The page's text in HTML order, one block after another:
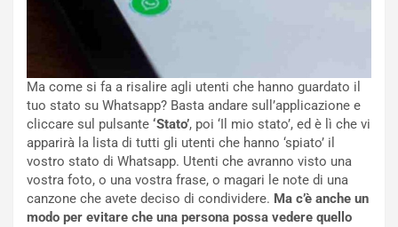
Ma come si fa a risalire agli utenti che hanno guardato il
tuo stato su Whatsapp? Basta andare sull’applicazione e
cliccare sul pulsante ‘Stato’, poi ‘Il mio stato’, ed è lì che vi
apparirà la lista di tutti gli utenti che hanno ‘spiato’ il
vostro stato di Whatsapp. Utenti che avranno visto una
vostra foto, o una vostra frase, o magari le note di una
canzone che avete deciso di condividere. Ma c’è anche un
modo per evitare che una persona possa vedere quello